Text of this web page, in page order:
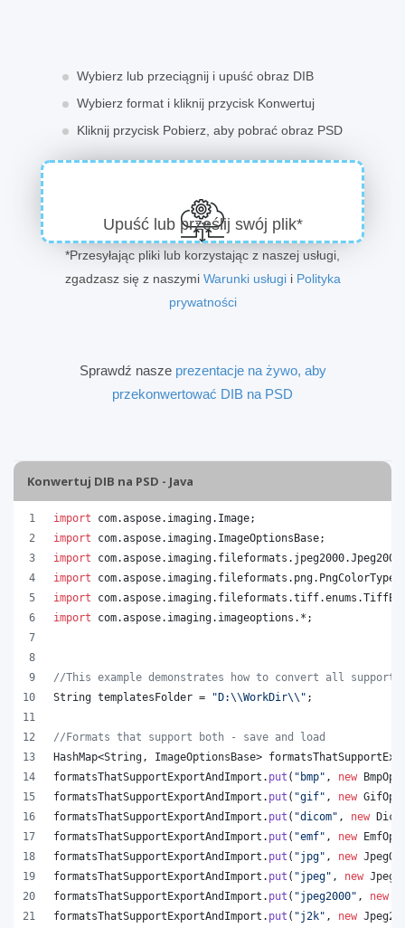
Wybierz lub przeciągnij i upuść obraz DIB
Wybierz format i kliknij przycisk Konwertuj
Kliknij przycisk Pobierz, aby pobrać obraz PSD
Upuść lub prześlij swój plik*
*Przesyłając pliki lub korzystając z naszej usługi,
zgadzasz się z naszymi Warunki usługii Polityka
prywatności
Sprawdź nasze prezentacje na żywo, aby
przekonwertować DIB na PSD
Konwertuj DIB na PSD - Java
import com.aspose. imaging. Image;
import
com.aspose. imaging. ImageOptionsBase;
import
com.aspose. imaging. fileformats . jpeg2000.
import
com.aspose. imaging. fileformats . png. PngColorType
import
com.aspose. imaging. fileformats .tiff.enums .
import
com.aspose. imaging. imageoptions .*;
//This example demonstrates how to convert all
String templatesFolder = "D:\\WorkDir\\ " ;
//Formats that support both - save and load
HashMap<String , ImageOptionsBase>
formatsThatSupportExportAndImport . put ( "bmp" , new
formatsThatSupportExportAndImport . put ( "gif" , new
formatsThatSupportExportAndImport . put ( "dicom" , new
formatsThatSupportExportAndImport . put ( "emf" , new
formatsThatSupportExportAndImport . put ( "jpg" , new
formatsThatSupportExportAndImport . put ( "jpeg" , new
formatsThatSupportExportAndImport . put ( "jpeg2000" , new
formatsThatSupportExportAndImport . put ( "j2k" , new